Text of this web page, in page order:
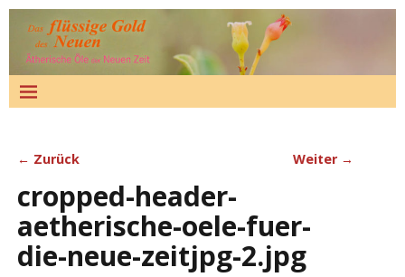
← Zurück Weiter →
cropped-header-
aetherische-oele-fuer-
die-neue-zeitjpg-2.jpg